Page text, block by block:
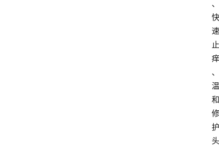
、
快
速
止
痒
、
温
和
修
护
头